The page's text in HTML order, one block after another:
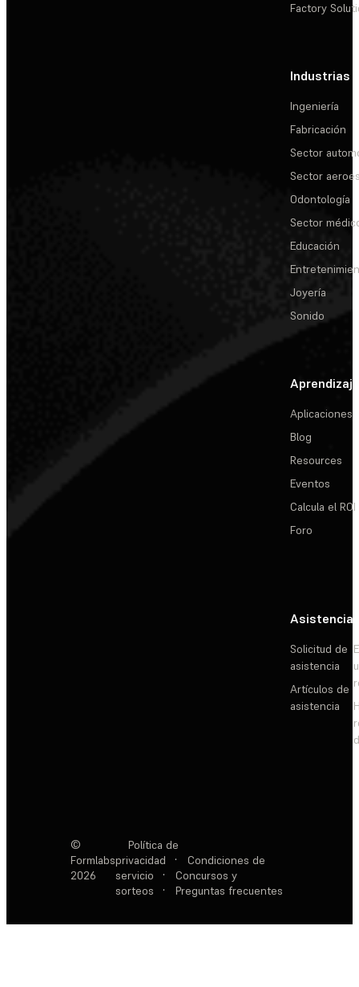
Factory
Industrias
Ingeniería
Fabricación
Sector
Sector
Odontología
Sector
Educación
Joyería
Sonido
Aprendizaje
Aplicaciones
Blog
Resources
Eventos
Calcula el ROI
Foro
Asistencia
Solicitud de
asistencia
Artículos de
asistencia
©
Formlabs
2026
Política de
privacidad
·
Condiciones de
servicio
·
Concursos y
sorteos
· Preguntas frecuentes